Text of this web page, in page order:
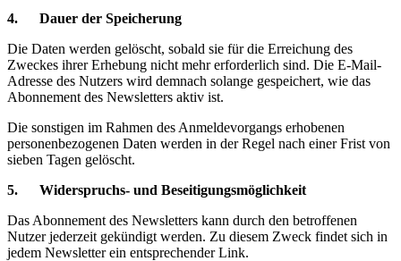
4. Dauer der Speicherung
Die Daten werden gelöscht, sobald sie für die Erreichung des
Zweckes ihrer Erhebung nicht mehr erforderlich sind. Die E-Mail-
Adresse des Nutzers wird demnach solange gespeichert, wie das
Abonnement des Newsletters aktiv ist.
Die sonstigen im Rahmen des Anmeldevorgangs erhobenen
personenbezogenen Daten werden in der Regel nach einer Frist von
sieben Tagen gelöscht.
5. Widerspruchs- und Beseitigungsmöglichkeit
Das Abonnement des Newsletters kann durch den betroffenen
Nutzer jederzeit gekündigt werden. Zu diesem Zweck findet sich in
jedem Newsletter ein entsprechender Link.